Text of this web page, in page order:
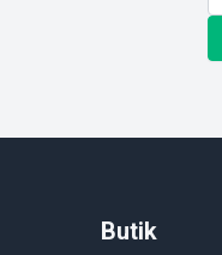
Butik